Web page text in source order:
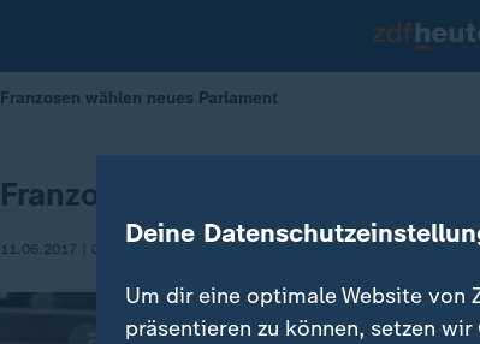
Franzosen wählen neues Parlament
Franzosen wählen neues
11.06.2017 | 08:57 Deine
Um dir eine optimale Website von
präsentieren zu können, setzen wir